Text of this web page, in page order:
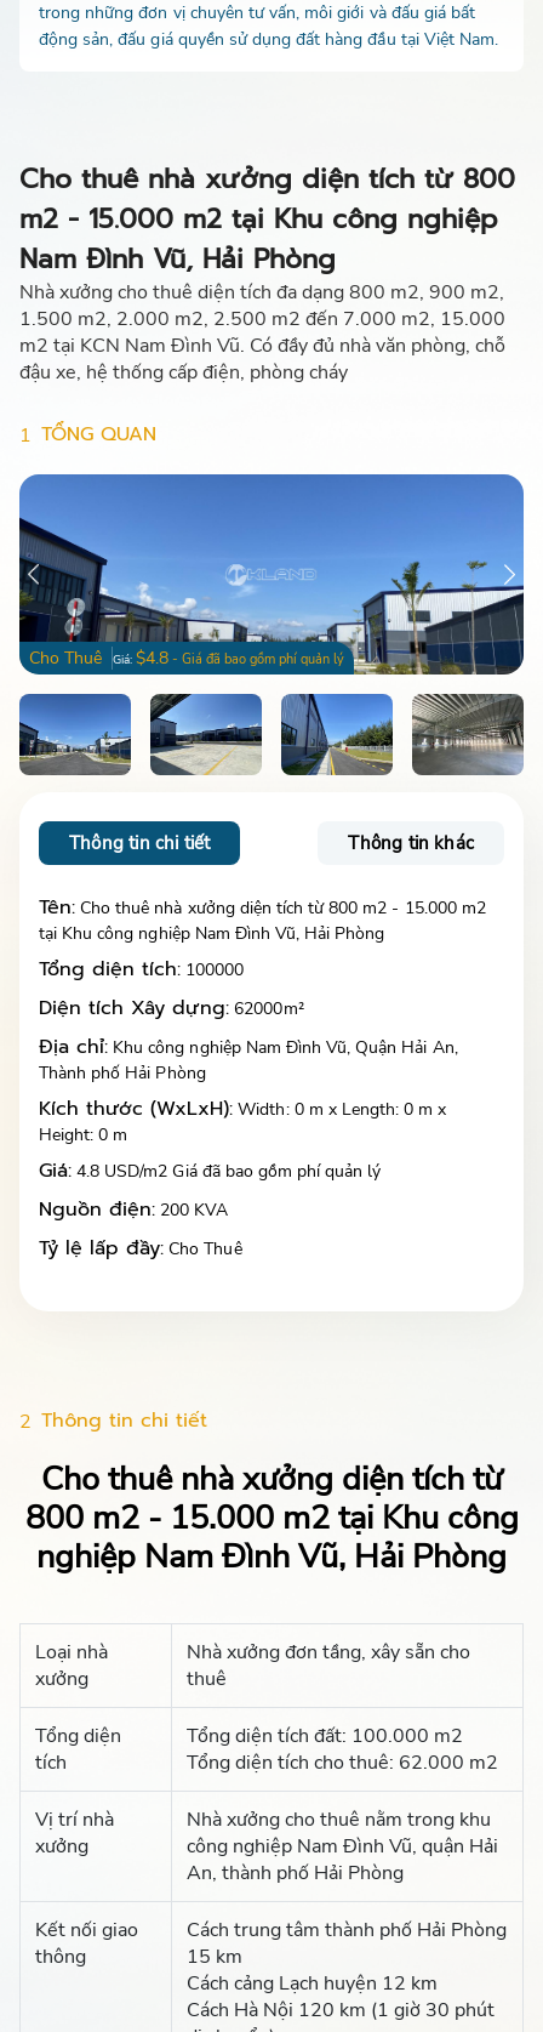
trong những đơn vị chuyên tư vấn, môi giới và đấu giá bất
động sản, đấu giá quyền sử dụng đất hàng đầu tại Việt Nam.
Cho thuê nhà xưởng diện tích từ 800
m2 - 15.000 m2 tại Khu công nghiệp
Nam Đình Vũ, Hải Phòng
Nhà xưởng cho thuê diện tích đa dạng 800 m2, 900 m2,
1.500 m2, 2.000 m2, 2.500 m2 đến 7.000 m2, 15.000
m2 tại KCN Nam Đình Vũ. Có đầy đủ nhà văn phòng, chỗ
đậu xe, hệ thống cấp điện, phòng cháy
1 TỔNG QUAN
Cho Thuê Giá: $4.8 - Giá đã bao gồm phí quản lý
Thông tin chi tiết Thông tin khác
Tên: Cho thuê nhà xưởng diện tích từ 800 m2 - 15.000 m2
tại Khu công nghiệp Nam Đình Vũ, Hải Phòng
Tổng diện tích: 100000
Diện tích Xây dựng: 62000m²
Địa chỉ: Khu công nghiệp Nam Đình Vũ, Quận Hải An,
Thành phố Hải Phòng
Kích thước (WxLxH): Width: 0 m x Length: 0 m x
Height: 0 m
Giá: 4.8 USD/m2 Giá đã bao gồm phí quản lý
Nguồn điện: 200 KVA
Tỷ lệ lấp đầy: Cho Thuê
2 Thông tin chi tiết
Cho thuê nhà xưởng diện tích từ
800 m2 - 15.000 m2 tại Khu công
nghiệp Nam Đình Vũ, Hải Phòng
Loại nhà
xưởng
Nhà xưởng đơn tầng, xây sẵn cho
thuê
Tổng diện
tích
Tổng diện tích đất: 100.000 m2
Tổng diện tích cho thuê: 62.000 m2
Vị trí nhà
xưởng
Nhà xưởng cho thuê nằm trong khu
công nghiệp Nam Đình Vũ, quận Hải
An, thành phố Hải Phòng
Kết nối giao
thông
Cách trung tâm thành phố Hải Phòng
15 km
Cách cảng Lạch huyện 12 km
Cách Hà Nội 120 km (1 giờ 30 phút